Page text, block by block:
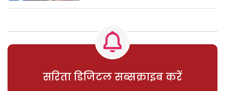
सरिता डिजिटल सब्सक्राइब करें